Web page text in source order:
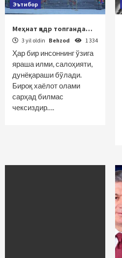
Эътибор
Меҳнат қадр топганда…
3 yil oldin Behzod 1 334
Ҳар бир инсоннинг ўзига
яраша илми, салоҳияти,
дунёқараши бўлади.
Бироқ хаёлот олами
сарҳад билмас
чексиздир….